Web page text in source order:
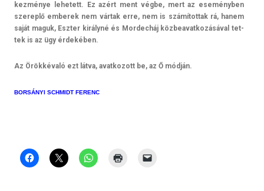
kezménye lehetett. Ez azért ment végbe, mert az eseményben
szereplő em­berek nem vártak erre, nem is számítot­tak rá, hanem
saját maguk, Eszt­er királyné és Mor­decháj köz­beavat­kozásáv­al tet­
tek is az ügy érdekében.
Az Örökkévaló ezt látva, avat­kozott be, az Ő módján.
BORSÁNYI SCHMIDT FERENC